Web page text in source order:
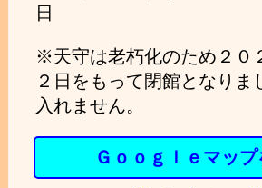
日
※天守は老朽化のため２０
２日をもって閉館となりま
入れません。
Ｇｏｏｇｌｅマップ